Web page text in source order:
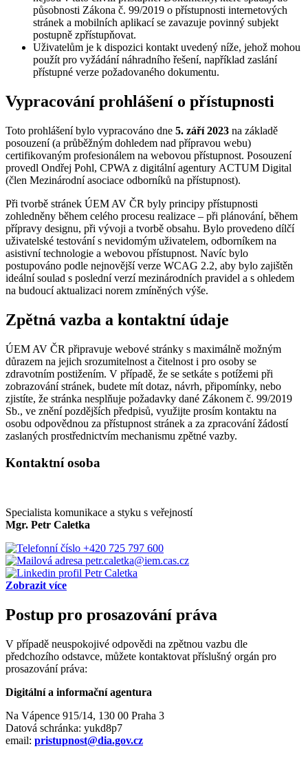
působnosti Zákona č. 99/2019 o přístupnosti internetových
stránek a mobilních aplikací se zavazuje povinný subjekt
postupně zpřístupňovat.
Uživatelům je k dispozici kontakt uvedený níže, jehož mohou
použít pro vyžádání náhradního řešení, například zaslání
přístupné verze požadovaného dokumentu.
Vypracování prohlášení o přístupnosti
Toto prohlášení bylo vypracováno dne 5. září 2023 na základě
posouzení (a průběžným dohledem nad přípravou webu)
certifikovaným profesionálem na webovou přístupnost. Posouzení
provedl Ondřej Pohl, CPWA z digitální agentury ACTUM Digital
(člen Mezinárodní asociace odborníků na přístupnost).
Při tvorbě stránek ÚEM AV ČR byly principy přístupnosti
zohledněny během celého procesu realizace – při plánování, během
přípravy designu, při vývoji a tvorbě obsahu. Bylo provedeno dílčí
uživatelské testování s nevidomým uživatelem, odborníkem na
asistivní technologie a webovou přístupnost. Navíc bylo
postupováno podle nejnovější verze WCAG 2.2, aby bylo zajištěn
ideální soulad s poslední verzí mezinárodních pravidel a s ohledem
na budoucí aktualizaci norem zmíněných výše.
Zpětná vazba a kontaktní údaje
ÚEM AV ČR připravuje webové stránky s maximálně možným
důrazem na jejich srozumitelnost a čitelnost i pro osoby se
zdravotním postižením. V případě, že se setkáte s potížemi při
zobrazování stránek, budete mít dotaz, návrh, připomínky, nebo
zjistíte, že stránka nesplňuje požadavky dané Zákonem č. 99/2019
Sb., ve znění pozdějších předpisů, využijte prosím kontaktu na
osobu odpovědnou za přístupnost stránek a za zpracování žádostí
zaslaných prostřednictvím mechanismu zpětné vazby.
Kontaktní osoba
Specialista komunikace a styku s veřejností
Mgr. Petr Caletka
+420 725 797 600
petr.caletka@iem.cas.cz
Zobrazit více
Postup pro prosazování práva
V případě neuspokojivé odpovědi na zpětnou vazbu dle
předchozího odstavce, můžete kontaktovat příslušný orgán pro
prosazování práva:
Digitální a informační agentura
Na Vápence 915/14, 130 00 Praha 3
Datová schránka: yukd8p7
email: pristupnost@dia.gov.cz